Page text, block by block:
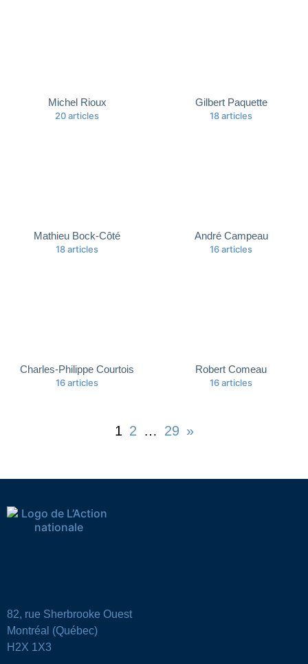
Michel Rioux
20 articles
Gilbert Paquette
18 articles
Mathieu Bock-Côté
18 articles
André Campeau
16 articles
Charles-Philippe Courtois
16 articles
Robert Comeau
16 articles
1 2 … 29 »
82, rue Sherbrooke Ouest
Montréal (Québec)
H2X 1X3